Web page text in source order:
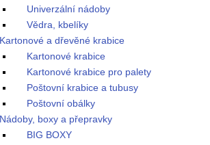
Univerzální nádoby
Vědra, kbelíky
Kartonové a dřevěné krabice
Kartonové krabice
Kartonové krabice pro palety
Poštovní krabice a tubusy
Poštovní obálky
Nádoby, boxy a přepravky
BIG BOXY